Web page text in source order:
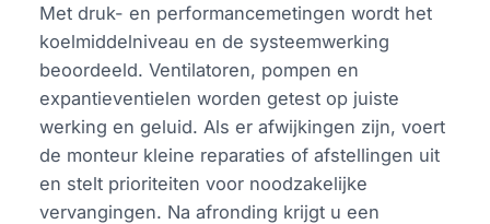
Met druk- en performancemetingen wordt het
koelmiddelniveau en de systeemwerking
beoordeeld. Ventilatoren, pompen en
expantieventielen worden getest op juiste
werking en geluid. Als er afwijkingen zijn, voert
de monteur kleine reparaties of afstellingen uit
en stelt prioriteiten voor noodzakelijke
vervangingen. Na afronding krijgt u een